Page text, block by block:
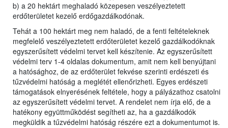
b) a 20 hektárt meghaladó közepesen veszélyeztetett
erdőterületet kezelő erdőgazdálkodónak.
Tehát a 100 hektárt meg nem haladó, de a fenti feltételeknek
megfelelő veszélyeztetett erdőterületet kezelő gazdálkodóknak
egyszerűsített védelmi tervet kell készítenie. Az egyszerűsített
védelmi terv 1-4 oldalas dokumentum, amit nem kell benyújtani
a hatósághoz, de az erdőterület fekvése szerinti erdészeti és
tűzvédelmi hatóság a meglétét ellenőrizheti. Egyes erdészeti
támogatások elnyerésének feltétele, hogy a pályázathoz csatolni
az egyszerűsített védelmi tervet. A rendelet nem írja elő, de a
hatékony együttműködést segítheti az, ha a gazdálkodók
megküldik a tűzvédelmi hatóság részére ezt a dokumentumot is.